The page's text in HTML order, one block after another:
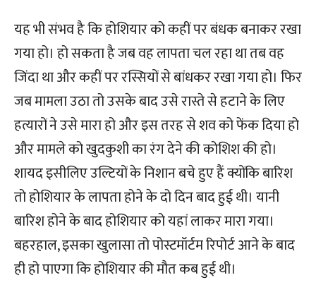
यह भी संभव है कि होशियार को कहीं पर बंधक बनाकर रखा
गया हो। हो सकता है जब वह लापता चल रहा था तब वह
जिंदा था और कहीं पर रस्सियों से बांधकर रखा गया हो। फिर
जब मामला उठा तो उसके बाद उसे रास्ते से हटाने के लिए
हत्यारों ने उसे मारा हो और इस तरह से शव को फेंक दिया हो
और मामले को खुदकुशी का रंग देने की कोशिश की हो।
शायद इसीलिए उल्टियों के निशान बचे हुए हैं क्योंकि बारिश
तो होशियार के लापता होने के दो दिन बाद हुई थी। यानी
बारिश होने के बाद होशियार को यहां लाकर मारा गया।
बहरहाल, इसका खुलासा तो पोस्टमॉर्टम रिपोर्ट आने के बाद
ही हो पाएगा कि होशियार की मौत कब हुई थी।